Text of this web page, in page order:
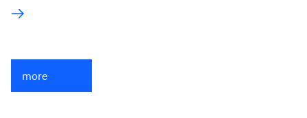
more